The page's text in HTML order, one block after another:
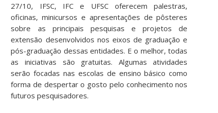
27/10, IFSC, IFC e UFSC oferecem palestras,
oficinas, minicursos e apresentações de pôsteres
sobre as principais pesquisas e projetos de
extensão desenvolvidos nos eixos de graduação e
pós-graduação dessas entidades. E o melhor, todas
as iniciativas são gratuitas. Algumas atividades
serão focadas nas escolas de ensino básico como
forma de despertar o gosto pelo conhecimento nos
futuros pesquisadores.